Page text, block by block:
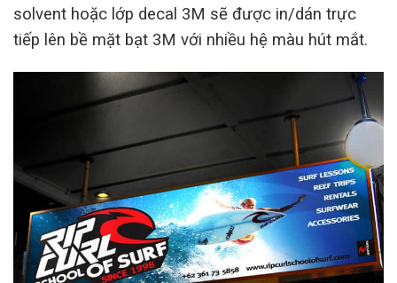
solvent hoặc lớp decal 3M sẽ được in/dán trực
tiếp lên bề mặt bạt 3M với nhiều hệ màu hút mắt.